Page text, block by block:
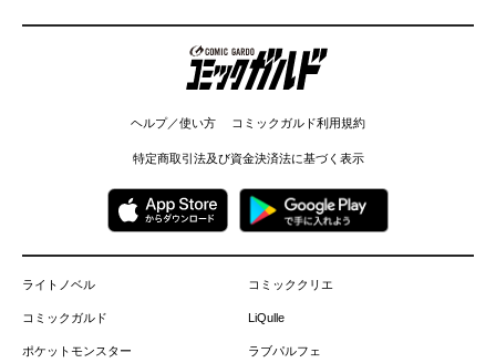
コミックガルド
ヘルプ／使い方 コミックガルド利用規約
特定商取引法及び資金決済法に基づく表示
ライトノベル
コミックガルド
ポケットモンスター
コミッククリエ
LiQulle
ラブパルフェ